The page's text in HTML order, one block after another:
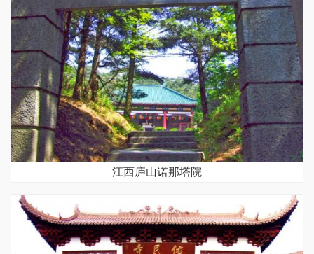
江西庐山诺那塔院